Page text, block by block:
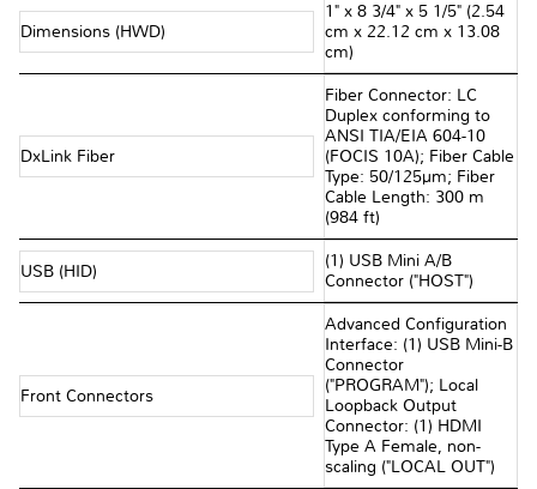
Dimensions (HWD)
1" x 8 3/4" x 5 1/5" (2.54
cm x 22.12 cm x 13.08
cm)
DxLink Fiber
Fiber Connector: LC
Duplex conforming to
ANSI TIA/EIA 604-10
(FOCIS 10A); Fiber Cable
Type: 50/125µm; Fiber
Cable Length: 300 m
(984 ft)
USB (HID)
(1) USB Mini A/B
Connector ("HOST")
Front Connectors
Advanced Configuration
Interface: (1) USB Mini-B
Connector
("PROGRAM"); Local
Loopback Output
Connector: (1) HDMI
Type A Female, non-
scaling ("LOCAL OUT")